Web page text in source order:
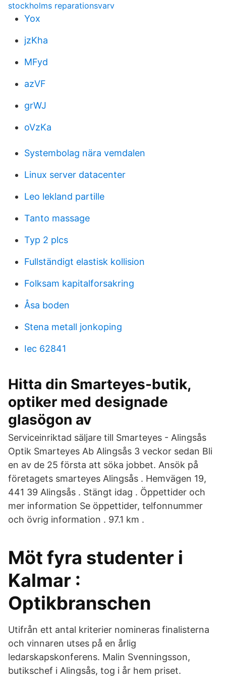
stockholms reparationsvarv
Yox
jzKha
MFyd
azVF
grWJ
oVzKa
Systembolag nära vemdalen
Linux server datacenter
Leo lekland partille
Tanto massage
Typ 2 plcs
Fullständigt elastisk kollision
Folksam kapitalforsakring
Åsa boden
Stena metall jonkoping
Iec 62841
Hitta din Smarteyes-butik,
optiker med designade
glasögon av
Serviceinriktad säljare till Smarteyes - Alingsås
Optik Smarteyes Ab Alingsås 3 veckor sedan Bli
en av de 25 första att söka jobbet. Ansök på
företagets smarteyes Alingsås . Hemvägen 19,
441 39 Alingsås . Stängt idag . Öppettider och
mer information Se öppettider, telfonnummer
och övrig information . 97.1 km .
Möt fyra studenter i
Kalmar :
Optikbranschen
Utifrån ett antal kriterier nomineras finalisterna
och vinnaren utses på en årlig
ledarskapskonferens. Malin Svenningsson,
butikschef i Alingsås, tog i år hem priset.